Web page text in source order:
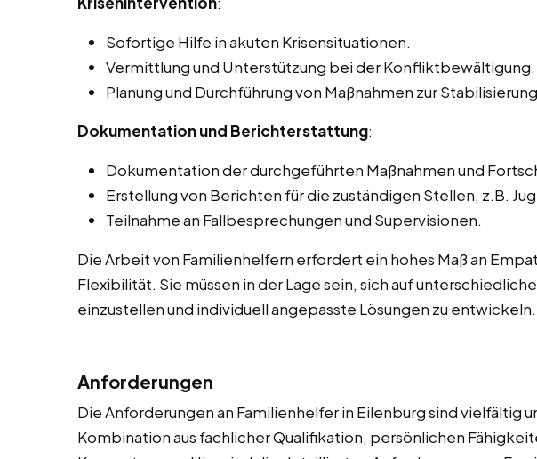
Sofortige Hilfe in akuten Krisensituationen.
Vermittlung und Unterstützung bei der Konfliktbewältigung.
Planung und Durchführung von Maßnahmen zur
Dokumentation und Berichterstattung:
Dokumentation der durchgeführten Maßnahmen und
Erstellung von Berichten für die zuständigen Stellen, z.B.
Teilnahme an Fallbesprechungen und Supervisionen.
Die Arbeit von Familienhelfern erfordert ein hohes Maß an
Flexibilität. Sie müssen in der Lage sein, sich auf
einzustellen und individuell angepasste Lösungen zu entwickeln.
Anforderungen
Die Anforderungen an Familienhelfer in Eilenburg sind vielfältig
Kombination aus fachlicher Qualifikation, persönlichen